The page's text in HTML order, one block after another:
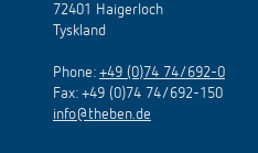
72401 Haigerloch
Tyskland
Phone: +49 (0)74 74/692-0
Fax: +49 (0)74 74/692-150
info@theben.de